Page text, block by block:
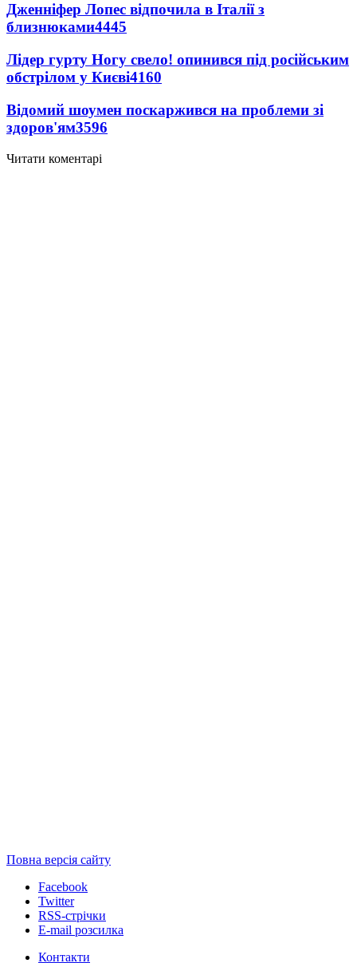
Дженніфер Лопес відпочила в Італії з
близнюками4445
Лідер гурту Ногу свело! опинився під російським
обстрілом у Києві4160
Відомий шоумен поскаржився на проблеми зі
здоров'ям3596
Читати коментарі
Повна версія сайту
Facebook
Twitter
RSS-стрічки
E-mail розсилка
Контакти